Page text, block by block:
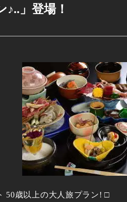
」登場！
50歳以上の大人旅プラン! □